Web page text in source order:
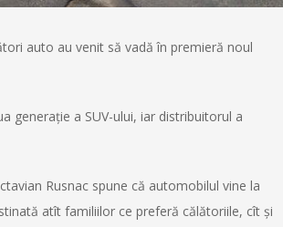
auto au venit să vadă în premieră noul
generaţie a SUV-ului, iar distribuitorul a
Rusnac spune că automobilul vine la
atît familiilor ce preferă călătoriile, cît și